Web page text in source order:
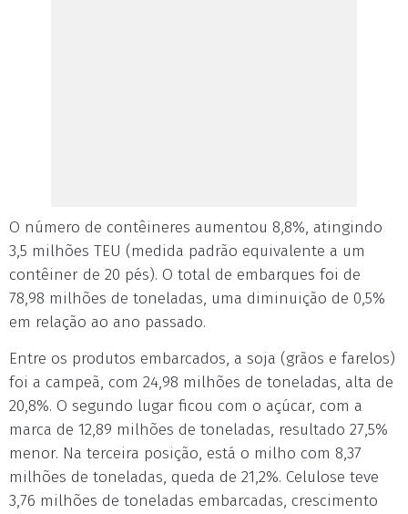
O número de contêineres aumentou 8,8%, atingindo
3,5 milhões TEU (medida padrão equivalente a um
contêiner de 20 pés). O total de embarques foi de
78,98 milhões de toneladas, uma diminuição de 0,5%
em relação ao ano passado.
Entre os produtos embarcados, a soja (grãos e farelos)
foi a campeã, com 24,98 milhões de toneladas, alta de
20,8%. O segundo lugar ficou com o açúcar, com a
marca de 12,89 milhões de toneladas, resultado 27,5%
menor. Na terceira posição, está o milho com 8,37
milhões de toneladas, queda de 21,2%. Celulose teve
3,76 milhões de toneladas embarcadas, crescimento